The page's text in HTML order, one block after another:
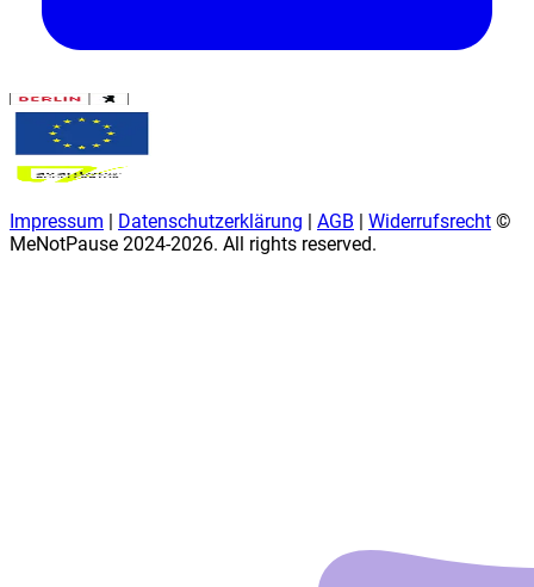
Impressum | Datenschutzerklärung | AGB | Widerrufsrecht ©
MeNotPause 2024-2026. All rights reserved.